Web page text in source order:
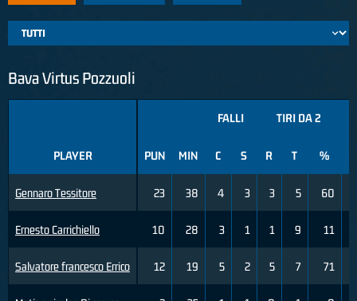
Bava Virtus Pozzuoli
PLAYER
Gennaro Tessitore
Ernesto Carrichiello
Salvatore francesco Errico
FALLI TIRI DA 2
PUN MIN C S R T %
23 38 4 3 3 5 60
10 28 3 1 1 9 11
12 19 5 2 5 7 71